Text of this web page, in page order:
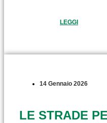
LEGGI
14 Gennaio 2026
LE STRADE